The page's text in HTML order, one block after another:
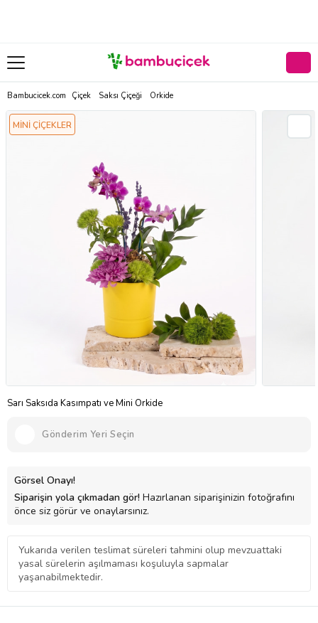
Bambucicek.com Çiçek Saksı Çiçeği Orkide
MİNİ ÇİÇEKLER
Sarı Saksıda Kasımpatı ve Mini Orkide
Gönderim Yeri Seçin
Görsel Onayı!
Siparişin yola çıkmadan gör! Hazırlanan siparişinizin fotoğrafını
önce siz görür ve onaylarsınız.
Yukarıda verilen teslimat süreleri tahmini olup mevzuattaki
yasal sürelerin aşılmaması koşuluyla sapmalar
yaşanabilmektedir.